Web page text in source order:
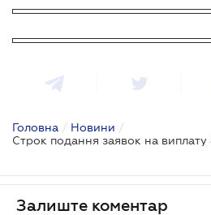
Головна / Новини /
Залиште коментар